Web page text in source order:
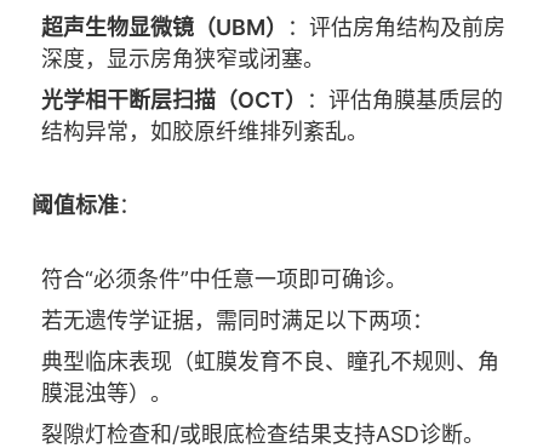
超声生物显微镜（UBM）
：评估房角结构及前房
深度，显示房角狭窄或闭塞。
光学相干断层扫描（OCT）
：评估角膜基质层的
结构异常，如胶原纤维排列紊乱。
阈值标准：
符合“必须条件”中任意一项即可确诊。
若无遗传学证据，需同时满足以下两项：
典型临床表现（虹膜发育不良、瞳孔不规则、角
膜混浊等）。
裂隙灯检查和/或眼底检查结果支持ASD诊断。